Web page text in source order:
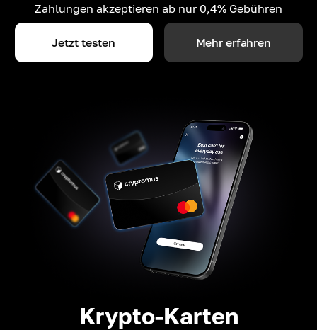
Zahlungen akzeptieren ab nur 0,4% Gebühren
Jetzt testen Mehr erfahren
Krypto-Karten